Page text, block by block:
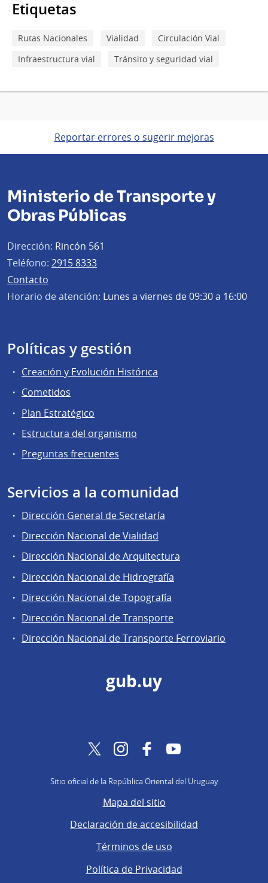
Etiquetas
Rutas Nacionales Vialidad
Circulación Vial
Infraestructura vial
Tránsito y seguridad vial
Reportar errores o sugerir mejoras
Ministerio de Transporte y
Obras Públicas
Dirección: Rincón 561
Teléfono: 2915 8333
Contacto
Horario de atención: Lunes a viernes de 09:30 a 16:00
Políticas y gestión
Creación y Evolución Histórica
Cometidos
Plan Estratégico
Estructura del organismo
Preguntas frecuentes
Servicios a la comunidad
Dirección General de Secretaría
Dirección Nacional de Vialidad
Dirección Nacional de Arquitectura
Dirección Nacional de Hidrografía
Dirección Nacional de Topografía
Dirección Nacional de Transporte
Dirección Nacional de Transporte Ferroviario
gub.uy
TwitterInstagramFacebookYouTube
Sitio oficial de la República Oriental del Uruguay
Mapa del sitio
Declaración de accesibilidad
Términos de uso
Política de Privacidad